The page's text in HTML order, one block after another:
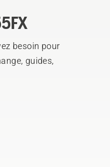
besoin pour
guides,